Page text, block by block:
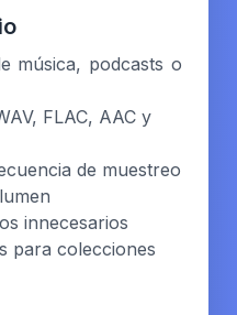
música, podcasts o
FLAC, AAC y
de muestreo
innecesarios
para colecciones